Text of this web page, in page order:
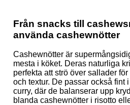
Från snacks till
använda cashewnötter
Cashewnötter är
mesta i köket. Deras naturliga
perfekta att strö över sallader
och textur. De passar också fint
curry, där de balanserar upp
blanda cashewnötter i risotto